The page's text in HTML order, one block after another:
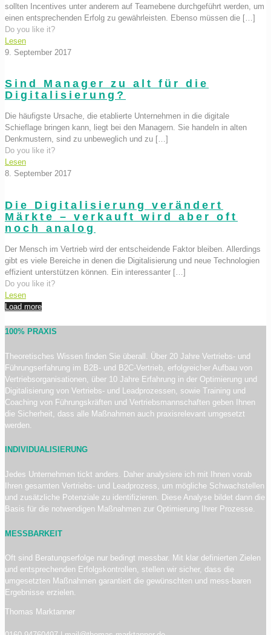
sollten Incentives unter anderem auf Teamebene durchgeführt werden, um
einen entsprechenden Erfolg zu gewährleisten. Ebenso müssen die […]
Do you like it?
Lesen
9. September 2017
Sind Manager zu alt für die
Digitalisierung?
Die häufigste Ursache, die etablierte Unternehmen in die digitale
Schieflage bringen kann, liegt bei den Managern. Sie handeln in alten
Denkmustern, sind zu unbeweglich und zu […]
Do you like it?
Lesen
8. September 2017
Die Digitalisierung verändert
Märkte – verkauft wird aber oft
noch analog
Der Mensch im Vertrieb wird der entscheidende Faktor bleiben. Allerdings
gibt es viele Bereiche in denen die Digitalisierung und neue Technologien
effizient unterstützen können. Ein interessanter […]
Do you like it?
Lesen
Load more
100% PRAXIS
Theoretisches Wissen finden Sie überall. Über 20 Jahre Vertriebs- und
Führungserfahrung im B2B- und B2C-Vertrieb, erfolgreicher Aufbau von
Vertriebsorganisationen, über 10 Jahre Erfahrung in der Optimierung und
Digitalisierung von Vertriebs- und Leadprozessen, sowie Training und
Coaching von Führungskräften und Vertriebsmannschaften geben Ihnen
die Sicherheit, dass alle Maßnahmen auch praxisrelevant umgesetzt
werden.
INDIVIDUALISIERUNG
Jedes Unternehmen tickt anders. Daher analysiere ich mit Ihnen vorab
Ihren gesamten Vertriebs- und Leadprozess, um mögliche Schwachstellen
und zusätzliche Potenziale zu identifizieren. Diese Analyse bildet dann die
Basis für die notwendigen Maßnahmen zur Optimierung Ihrer Prozesse.
MESSBARKEIT
Oft sind Beratungserfolge nur bedingt messbar. Mit klar definierten Zielen
und entsprechenden Erfolgskontrollen, stellen wir sicher, dass die
umgesetzten Maßnahmen garantiert die gewünschten und mess-baren
Ergebnisse erzielen.
Thomas Marktanner